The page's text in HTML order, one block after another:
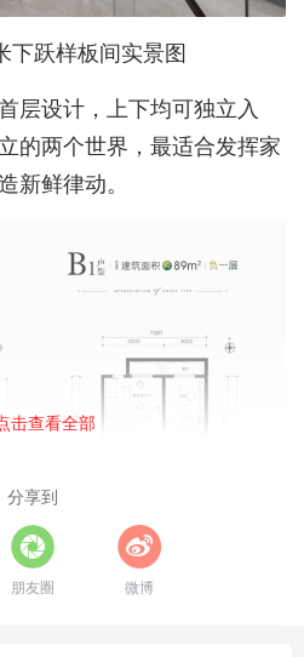
下跃样板间实景图
层设计，上下均可独立入
的两个世界，最适合发挥家
新鲜律动。
击查看全部
分享到
朋友圈 微博